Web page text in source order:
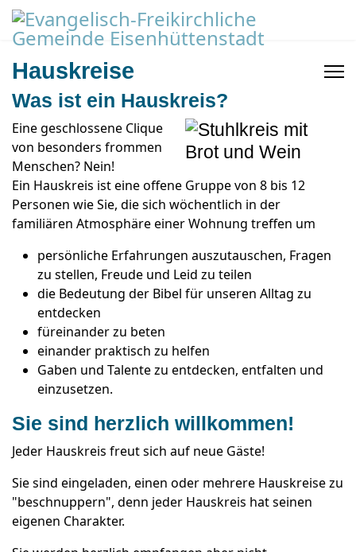
Hauskreise
Was ist ein Hauskreis?
Eine geschlossene Clique
von besonders frommen
Menschen? Nein!
Ein Hauskreis ist eine offene Gruppe von 8 bis 12
Personen wie Sie, die sich wöchentlich in der
familiären Atmosphäre einer Wohnung treffen um
persönliche Erfahrungen auszutauschen, Fragen
zu stellen, Freude und Leid zu teilen
die Bedeutung der Bibel für unseren Alltag zu
entdecken
füreinander zu beten
einander praktisch zu helfen
Gaben und Talente zu entdecken, entfalten und
einzusetzen.
Sie sind herzlich willkommen!
Jeder Hauskreis freut sich auf neue Gäste!
Sie sind eingeladen, einen oder mehrere Hauskreise zu
"beschnuppern", denn jeder Hauskreis hat seinen
eigenen Charakter.